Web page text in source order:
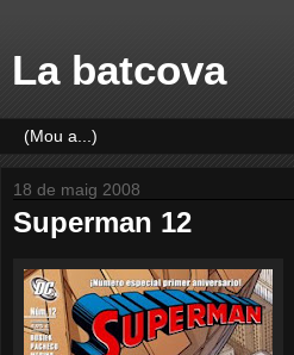
La batcova
18 de maig 2008
Superman 12